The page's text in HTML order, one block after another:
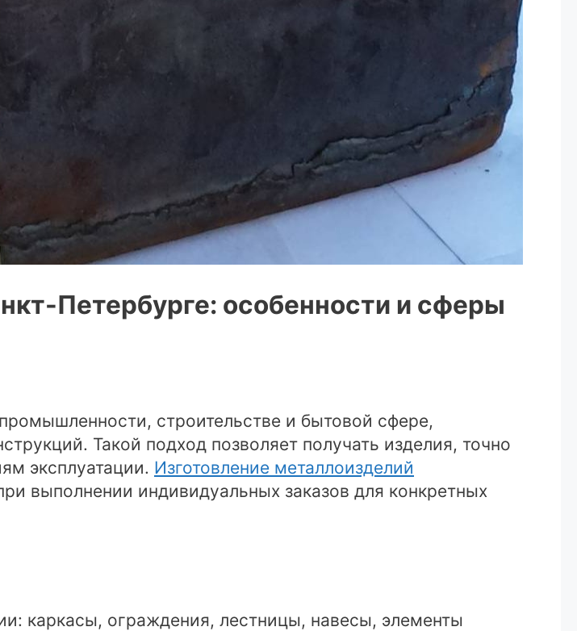
Петербурге: особенности и сферы
строительстве и бытовой сфере,
Такой подход позволяет получать изделия, точно
эксплуатации. Изготовление металлоизделий
выполнении индивидуальных заказов для конкретных
каркасы, ограждения, лестницы, навесы, элементы